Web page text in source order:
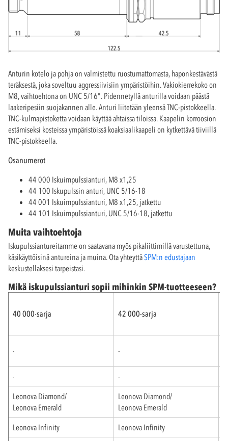
Anturin kotelo ja pohja on valmistettu ruostumattomasta, haponkestävästä
teräksestä, joka soveltuu aggressiivisiin ympäristöihin. Vakiokierrekoko on
M8, vaihtoehtona on UNC 5/16". Pidennetyllä anturilla voidaan päästä
laakeripesiin suojakannen alle. Anturi liitetään yleensä TNC-pistokkeella.
TNC-kulmapistoketta voidaan käyttää ahtaissa tiloissa. Kaapelin korroosion
estämiseksi kosteissa ympäristöissä koaksiaalikaapeli on kytkettävä tiiviillä
TNC-pistokkeella.
Osanumerot
44 000 Iskuimpulssianturi, M8 x1,25
44 100 Iskupulssin anturi, UNC 5/16-18
44 001 Iskuimpulssianturi, M8 x1,25, jatkettu
44 101 Iskuimpulssianturi, UNC 5/16-18, jatkettu
Muita vaihtoehtoja
Iskupulssiantureitamme on saatavana myös pikaliittimillä varustettuna,
käsikäyttöisinä antureina ja muina. Ota yhteyttäSPM:n edustajaan
keskustellaksesi tarpeistasi.
Mikä iskupulssianturi sopii mihinkin SPM-tuotteeseen?
40 000-sarja 42 000-sarja
- -
-
-
Leonova Diamond/
Leonova Emerald
Leonova Diamond/
Leonova Emerald
Leonova Infinity
Leonova Infinity